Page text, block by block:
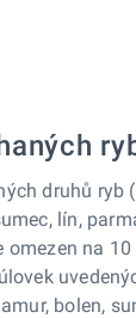
druhů ryb
lín,
omezen na
bolen,